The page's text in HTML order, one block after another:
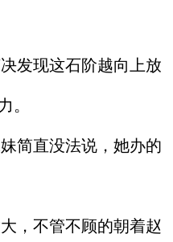
发现这石阶越向上放
。
简直没法说，她办的
，不管不顾的朝着赵